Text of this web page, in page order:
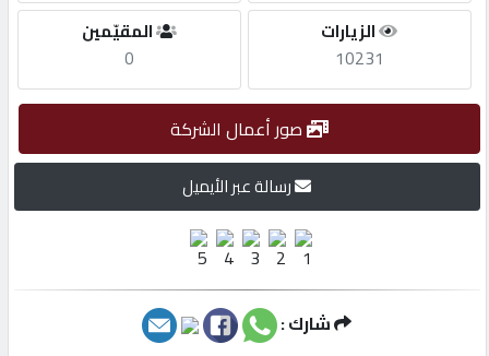
الاحصائيات
المقيّمين
0
الزيارات
10231
صور أعمال الشركة
رسالة عبر الأيميل
شارك :